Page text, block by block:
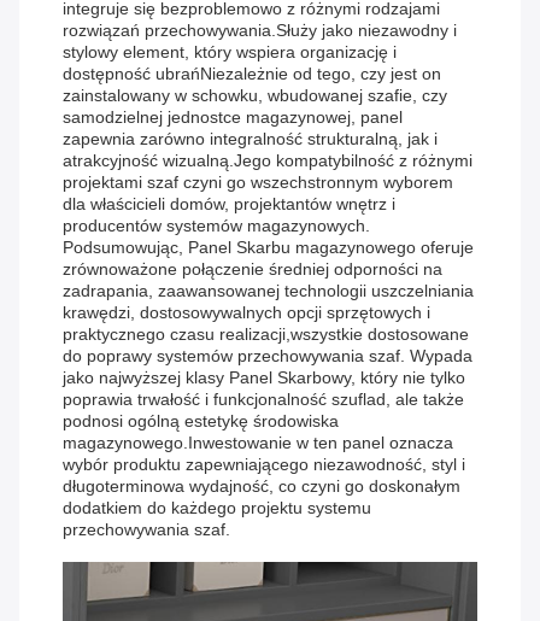
integruje się bezproblemowo z różnymi rodzajami
rozwiązań przechowywania.Służy jako niezawodny i
stylowy element, który wspiera organizację i
dostępność ubrańNiezależnie od tego, czy jest on
zainstalowany w schowku, wbudowanej szafie, czy
samodzielnej jednostce magazynowej, panel
zapewnia zarówno integralność strukturalną, jak i
atrakcyjność wizualną.Jego kompatybilność z różnymi
projektami szaf czyni go wszechstronnym wyborem
dla właścicieli domów, projektantów wnętrz i
producentów systemów magazynowych.
Podsumowując, Panel Skarbu magazynowego oferuje
zrównoważone połączenie średniej odporności na
zadrapania, zaawansowanej technologii uszczelniania
krawędzi, dostosowywalnych opcji sprzętowych i
praktycznego czasu realizacji,wszystkie dostosowane
do poprawy systemów przechowywania szaf. Wypada
jako najwyższej klasy Panel Skarbowy, który nie tylko
poprawia trwałość i funkcjonalność szuflad, ale także
podnosi ogólną estetykę środowiska
magazynowego.Inwestowanie w ten panel oznacza
wybór produktu zapewniającego niezawodność, styl i
długoterminowa wydajność, co czyni go doskonałym
dodatkiem do każdego projektu systemu
przechowywania szaf.